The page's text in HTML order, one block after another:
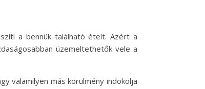
a bennük található ételt. Azért a
üzemeltethetők vele a
valamilyen más körülmény indokolja